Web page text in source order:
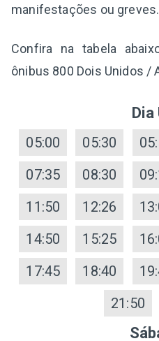
manifestações ou greves.
Confira na tabela
ônibus 800 Dois Unidos /
Dia
05:00 05:30
07:35
08:30
11:50
12:26
14:50
15:25
17:45
18:40
21:50